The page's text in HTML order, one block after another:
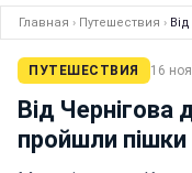
Главная › Путешествия ›
ПУТЕШЕСТВИЯ 16
Від Чернігова
пройшли